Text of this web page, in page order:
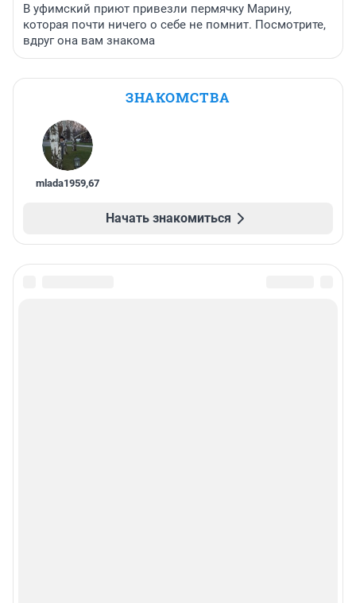
В уфимский приют привезли пермячку Марину,
которая почти ничего о себе не помнит. Посмотрите,
вдруг она вам знакома
ЗНАКОМСТВА
mlada1959,67
Начать знакомиться